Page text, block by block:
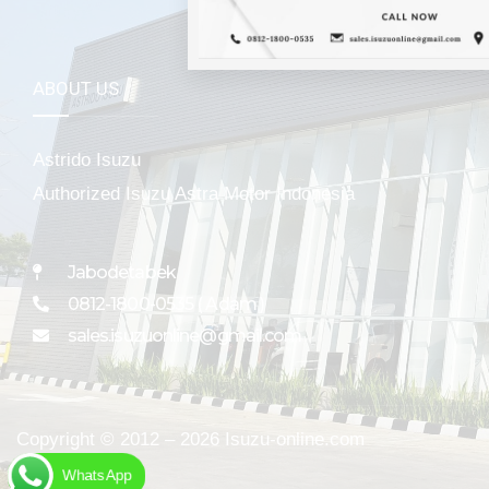
ABOUT US
Astrido Isuzu
Authorized Isuzu Astra Motor Indonesia
Jabodetabek
0812-1800-0535 ( Adam )
sales.isuzuonline@gmail.com
Copyright © 2012 – 2026 Isuzu-online.com
WhatsApp